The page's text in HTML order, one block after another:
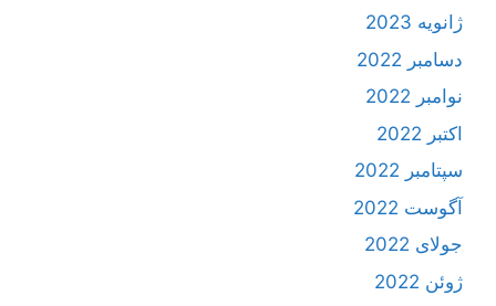
ژانویه 2023
دسامبر 2022
نوامبر 2022
اکتبر 2022
سپتامبر 2022
آگوست 2022
جولای 2022
ژوئن 2022